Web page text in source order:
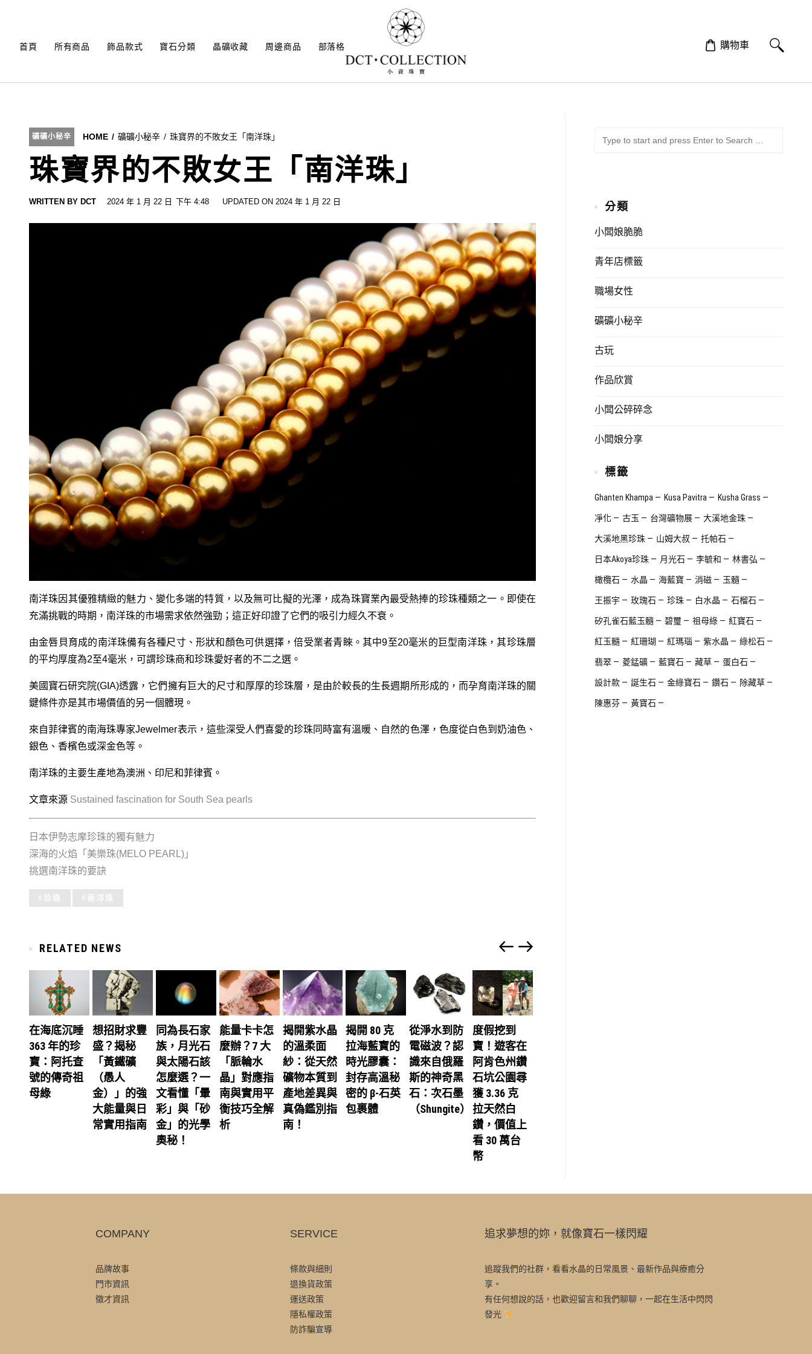
content
首頁 所有商品 飾品款式 寶石分類 晶礦收藏 周邊商品 部落格 購物車
礦礦小秘辛 HOME 礦礦小秘辛 珠寶界的不敗女王「南洋珠」
珠寶界的不敗女王「南洋珠」
WRITTEN BY DCT 2024 年 1 月 22 日 下午 4:48 UPDATED ON 2024 年 1 月 22 日
南洋珠因其優雅精緻的魅力、變化多端的特質，以及無可比擬的光澤，成為珠寶業內最受熱捧的珍珠種類之一。即使在
充滿挑戰的時期，南洋珠的市場需求依然強勁；這正好印證了它們的吸引力經久不衰。
由金唇貝育成的南洋珠備有各種尺寸、形狀和顏色可供選擇，倍受業者青睞。其中9至20毫米的巨型南洋珠，其珍珠層
的平均厚度為2至4毫米，可謂珍珠商和珍珠愛好者的不二之選。
美國寶石研究院(GIA)透露，它們擁有巨大的尺寸和厚厚的珍珠層，是由於較長的生長週期所形成的，而孕育南洋珠的關
鍵條件亦是其市場價值的另一個體現。
來自菲律賓的南海珠專家Jewelmer表示，這些深受人們喜愛的珍珠同時富有溫暖、自然的色澤，色度從白色到奶油色、
銀色、香檳色或深金色等。
南洋珠的主要生產地為澳洲、印尼和菲律賓。
文章來源 Sustained fascination for South Sea pearls
日本伊勢志摩珍珠的獨有魅力
深海的火焰「美樂珠(MELO PEARL)」
挑選南洋珠的要訣
Tagged
珍珠 南洋珠
RELATED NEWS
在海底沉睡
363 年的珍
寶：阿托查
號的傳奇祖
母綠
想招財求豐
盛？揭秘
「黃鐵礦
（愚人
金）」的強
大能量與日
常實用指南
同為長石家
族，月光石
與太陽石該
怎麼選？一
文看懂「暈
彩」與「砂
金」的光學
奧秘！
能量卡卡怎
麼辦？7 大
「脈輪水
晶」對應指
南與實用平
衡技巧全解
析
揭開紫水晶
的溫柔面
紗：從天然
礦物本質到
產地差異與
真偽鑑別指
南！
揭開 80 克
拉海藍寶的
時光膠囊：
封存高溫秘
密的 β-石英
包裹體
從淨水到防
電磁波？認
識來自俄羅
斯的神奇黑
石：次石墨
（Shungite）
度假挖到
寶！遊客在
阿肯色州鑽
石坑公園尋
獲 3.36 克
拉天然白
鑽，價值上
看 30 萬台
幣
分類
小闆娘脆脆
青年店標籤
職場女性
礦礦小秘辛
古玩
作品欣賞
小闆公碎碎念
小闆娘分享
標籤
Ghanten Khampa Kusa Pavitra Kusha Grass
凈化 古玉 台灣礦物展 大溪地金珠
大溪地黑珍珠 山姆大叔 托帕石
日本Akoya珍珠 月光石 李毓和 林書弘
橄欖石 水晶 海藍寶 消磁 玉髓
王振宇 玫瑰石 珍珠 白水晶 石榴石
矽孔雀石藍玉髓 碧璽 祖母綠 紅寶石
紅玉髓 紅珊瑚 紅瑪瑙 紫水晶 綠松石
翡翠 菱錳礦 藍寶石 藏草 蛋白石
設計款 誕生石 金綠寶石 鑽石 除藏草
陳惠芬 黃寶石
COMPANY
品牌故事
門市資訊
徵才資訊
SERVICE
條款與細則
退換貨政策
運送政策
隱私權政策
防詐騙宣導
追求夢想的妳，就像寶石一樣閃耀
追蹤我們的社群，看看水晶的日常風景、最新作品與療癒分
享。
有任何想說的話，也歡迎留言和我們聊聊，一起在生活中閃閃
發光